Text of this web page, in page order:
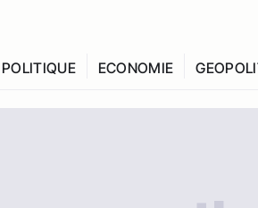
POLITIQUE ECONOMIE